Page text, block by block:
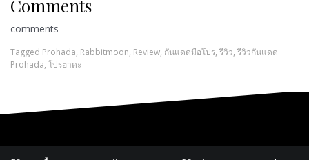
Comments
comments
Tagged Prohada, Rabbitmoon, Review, กันแดดมือโปร, รีวิว, รีวิวกันแดด
Prohada, โปรฮาดะ